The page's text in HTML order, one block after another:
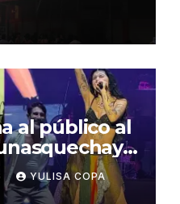
al público al
en Santa
YULISA COPA